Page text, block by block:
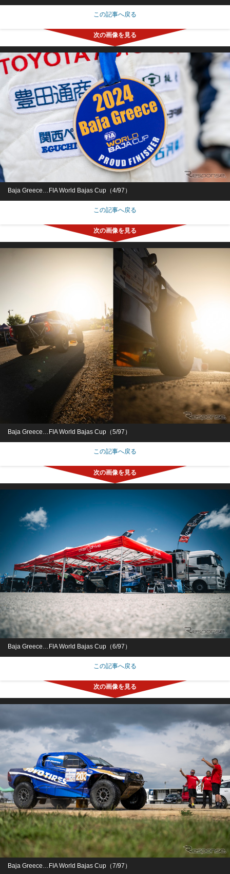
この記事へ戻る
Baja Greece…FIA World Bajas Cup（4/97）
この記事へ戻る
Baja Greece…FIA World Bajas Cup（5/97）
この記事へ戻る
Baja Greece…FIA World Bajas Cup（6/97）
この記事へ戻る
Baja Greece…FIA World Bajas Cup（7/97）